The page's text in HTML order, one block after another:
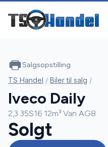
Salgsopstilling
TS Handel / Biler til salg /
Iveco Daily
2,3 35S16 12m³ Van AG8
Solgt